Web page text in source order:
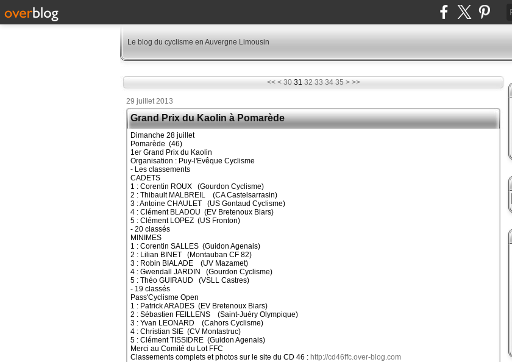
Le blog du cyclisme en Auvergne Limousin
<< < 10
20
30 31 32 33 34 35 > >>
29 juillet 2013
Grand Prix du Kaolin à Pomarède
Dimanche 28 juillet
Pomarède (46)
1er Grand Prix du Kaolin
Organisation : Puy-l'Evêque Cyclisme
- Les classements
CADETS
1 : Corentin ROUX (Gourdon Cyclisme)
2 : Thibault MALBREIL (CA Castelsarrasin)
3 : Antoine CHAULET (US Gontaud Cyclisme)
4 : Clément BLADOU (EV Bretenoux Biars)
5 : Clément LOPEZ (US Fronton)
- 20 classés
MINIMES
1 : Corentin SALLES (Guidon Agenais)
2 : Lilian BINET (Montauban CF 82)
3 : Robin BIALADE (UV Mazamet)
4 : Gwendall JARDIN (Gourdon Cyclisme)
5 : Théo GUIRAUD (VSLL Castres)
- 19 classés
Pass'Cyclisme Open
1 : Patrick ARADES (EV Bretenoux Biars)
2 : Sébastien FEILLENS (Saint-Juéry Olympique)
3 : Yvan LEONARD (Cahors Cyclisme)
4 : Christian SIE (CV Montastruc)
5 : Clément TISSIDRE (Guidon Agenais)
Merci au Comité du Lot FFC
Classements complets et photos sur le site du CD 46 : http://cd46ffc.over-blog.com